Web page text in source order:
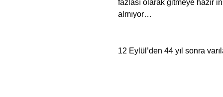
fazlası olarak gitmeye hazır
almıyor…
12 Eylül’den 44 yıl sonra